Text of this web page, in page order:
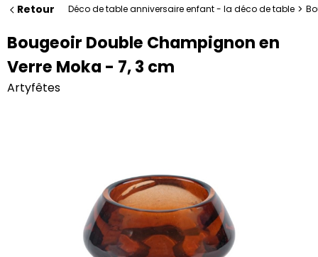
Retour Déco de table anniversaire enfant - la déco de table >
Bougeoir Double Champignon en
Verre Moka - 7, 3 cm
Artyfêtes